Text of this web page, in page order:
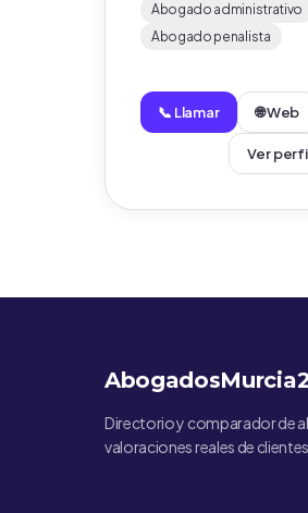
Abogado administrativo
Abogado penalista
📞 Llamar 🌐 Web
Ver
Directorio y comparador de
valoraciones reales de